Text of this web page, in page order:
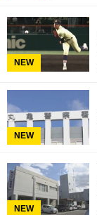
NEW
NEW
NEW